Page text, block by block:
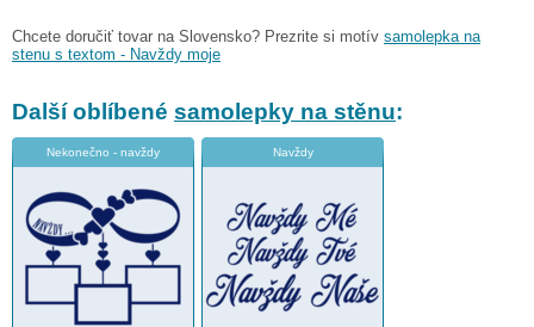
Chcete doručiť tovar na Slovensko? Prezrite si motív samolepka na
stenu s textom - Navždy moje
Další oblíbené samolepky na stěnu:
Nekonečno - navždy Navždy